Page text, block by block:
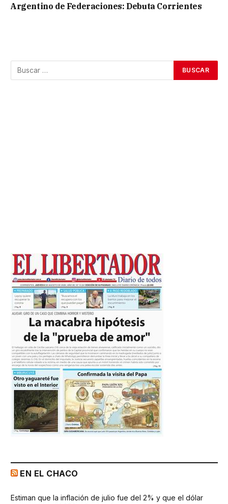
Argentino de Federaciones: Debuta Corrientes
EN EL CHACO
Estiman que la inflación de julio fue del 2% y que el dólar